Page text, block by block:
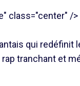
class="center" />
qui redéfinit
tranchant et